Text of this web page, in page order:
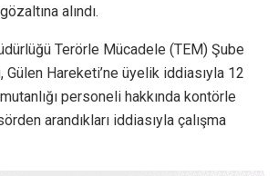
alındı.
Terörle Mücadele (TEM) Şube
Hareketi’ne üyelik iddiasıyla 12
personeli hakkında kontörle
arandıkları iddiasıyla çalışma